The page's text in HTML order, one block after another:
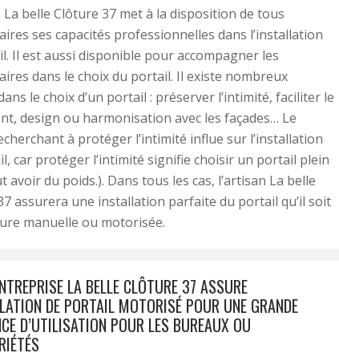
La belle Clôture 37 met à la disposition de tous
ses capacités professionnelles dans l’installation
Il est aussi disponible pour accompagner les
dans le choix du portail. Il existe nombreux
le choix d’un portail : préserver l’intimité, faciliter le
design ou harmonisation avec les façades… Le
à protéger l’intimité influe sur l’installation
car protéger l’intimité signifie choisir un portail plein
avoir du poids.). Dans tous les cas, l’artisan La belle
assurera une installation parfaite du portail qu’il soit
manuelle ou motorisée.
LA BELLE CLÔTURE 37 ASSURE
DE PORTAIL MOTORISÉ POUR UNE GRANDE
D’UTILISATION POUR LES BUREAUX OU